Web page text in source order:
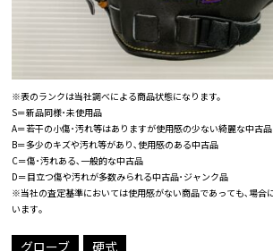
※表のランクは当社調べによる商品状態になります。
S＝新品同様･未使用品
A＝若干の小傷･汚れ等はありますが使用感の少ない綺麗な中古品
B＝多少のキズや汚れ等があり､使用感のある中古品
C＝傷･汚れある､一般的な中古品
D＝目立つ傷や汚れが多数みられる中古品･ジャンク品
※当社の査定基準においては使用感がない商品であっても､場合
います｡
グローブ 硬式